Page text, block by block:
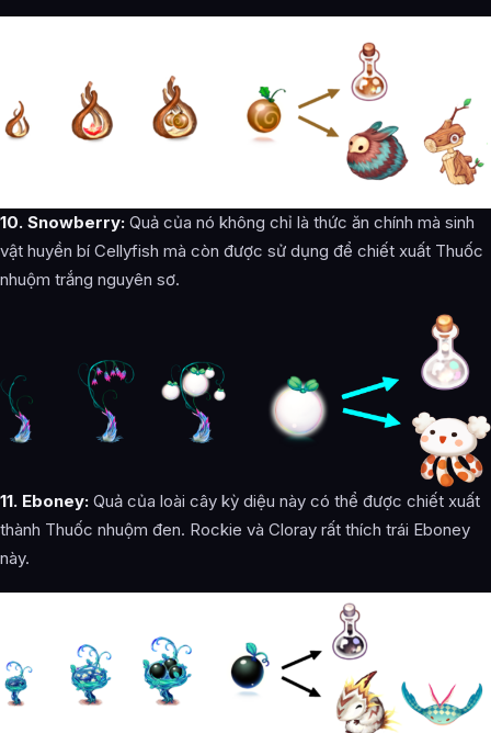
10. Snowberry: Quả của nó không chỉ là thức ăn chính mà sinh
vật huyền bí Cellyfish mà còn được sử dụng để chiết xuất Thuốc
nhuộm trắng nguyên sơ.
11. Eboney: ‌ Quả của loài cây kỳ diệu này có thể được chiết xuất
thành Thuốc nhuộm đen. Rockie và Cloray rất thích trái Eboney
này.